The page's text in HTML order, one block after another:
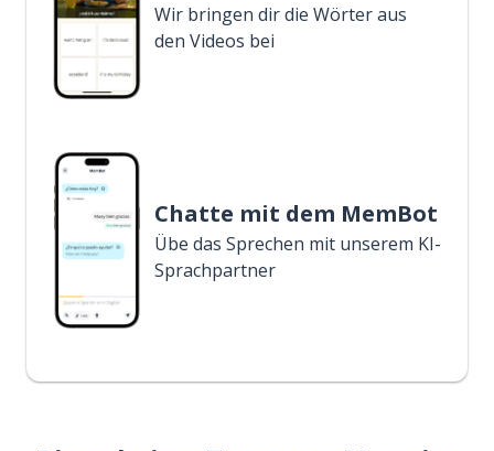
Wir bringen dir die Wörter aus
den Videos bei
Chatte mit dem MemBot
Übe das Sprechen mit unserem KI-
Sprachpartner